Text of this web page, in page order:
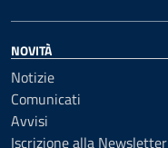
NOVITÀ
Notizie
Comunicati
Avvisi
Iscrizione alla Newsletter